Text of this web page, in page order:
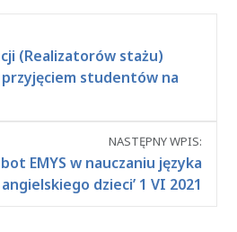
(Realizatorów stażu)
studentów na
NASTĘPNY WPIS:
EMYS w nauczaniu języka
angielskiego dzieci’ 1 VI 2021